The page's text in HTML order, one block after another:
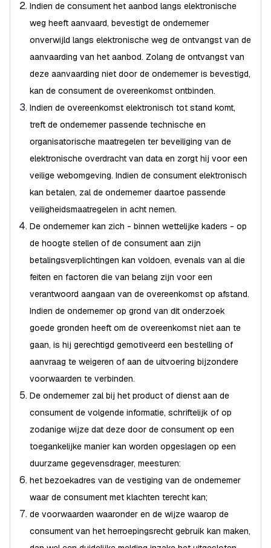
Indien de consument het aanbod langs elektronische
weg heeft aanvaard, bevestigt de ondernemer
onverwijld langs elektronische weg de ontvangst van de
aanvaarding van het aanbod. Zolang de ontvangst van
deze aanvaarding niet door de ondernemer is bevestigd,
kan de consument de overeenkomst ontbinden.
Indien de overeenkomst elektronisch tot stand komt,
treft de ondernemer passende technische en
organisatorische maatregelen ter beveiliging van de
elektronische overdracht van data en zorgt hij voor een
veilige webomgeving. Indien de consument elektronisch
kan betalen, zal de ondernemer daartoe passende
veiligheidsmaatregelen in acht nemen.
De ondernemer kan zich - binnen wettelijke kaders - op
de hoogte stellen of de consument aan zijn
betalingsverplichtingen kan voldoen, evenals van al die
feiten en factoren die van belang zijn voor een
verantwoord aangaan van de overeenkomst op afstand.
Indien de ondernemer op grond van dit onderzoek
goede gronden heeft om de overeenkomst niet aan te
gaan, is hij gerechtigd gemotiveerd een bestelling of
aanvraag te weigeren of aan de uitvoering bijzondere
voorwaarden te verbinden.
De ondernemer zal bij het product of dienst aan de
consument de volgende informatie, schriftelijk of op
zodanige wijze dat deze door de consument op een
toegankelijke manier kan worden opgeslagen op een
duurzame gegevensdrager, meesturen:
het bezoekadres van de vestiging van de ondernemer
waar de consument met klachten terecht kan;
de voorwaarden waaronder en de wijze waarop de
consument van het herroepingsrecht gebruik kan maken,